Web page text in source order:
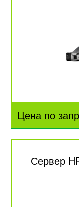
Цена по
Сервер